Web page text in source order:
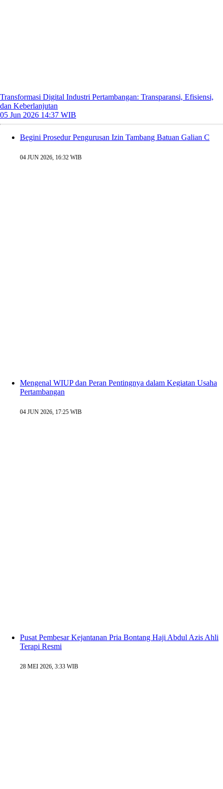
Transformasi Digital Industri Pertambangan: Transparansi, Efisiensi,
dan Keberlanjutan
05 Jun 2026 14:37 WIB
Begini Prosedur Pengurusan Izin Tambang Batuan Galian C
04 JUN 2026, 16:32 WIB
Mengenal WIUP dan Peran Pentingnya dalam Kegiatan Usaha
Pertambangan
04 JUN 2026, 17:25 WIB
Pusat Pembesar Kejantanan Pria Bontang Haji Abdul Azis Ahli
Terapi Resmi
28 MEI 2026, 3:33 WIB